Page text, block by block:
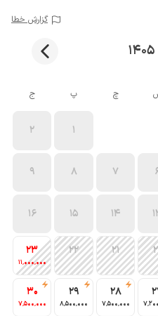
گزارش خطا
چ پ ج
1
2
7
8
9
14
15
16
21
22
23
11٬000٬000
28
7٬500٬000
29
8٬500٬000
30
7٬500٬000